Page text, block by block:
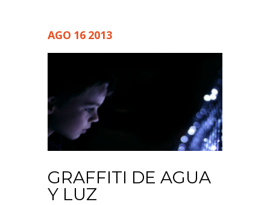
AGO 16 2013
GRAFFITI DE AGUA
Y LUZ